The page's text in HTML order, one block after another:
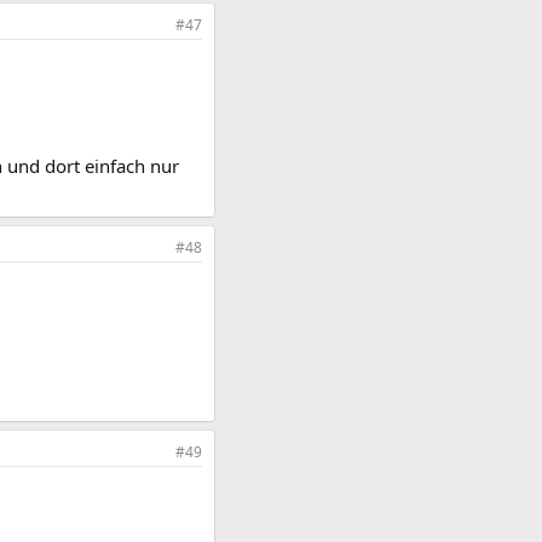
#47
und dort einfach nur
#48
#49